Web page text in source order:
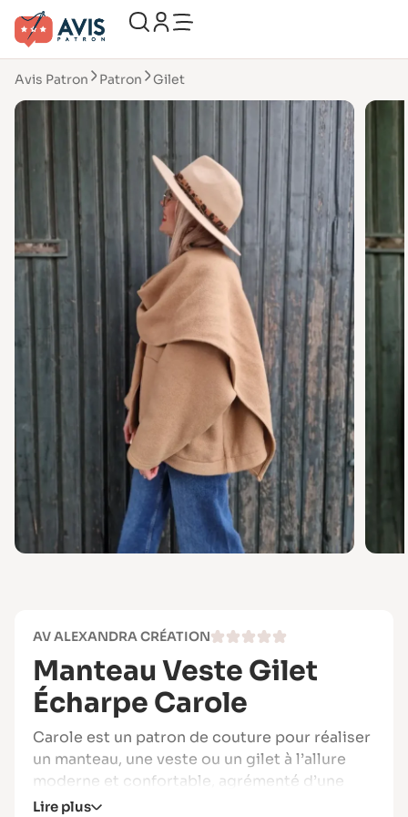
Avis Patron Patron Gilet
AV ALEXANDRA CRÉATION
Manteau Veste Gilet
Écharpe Carole
Carole est un patron de couture pour réaliser
un manteau, une veste ou un gilet à l’allure
moderne et confortable, agrémenté d’une
écharpe intégrée pour un style tendance et
Lire plus